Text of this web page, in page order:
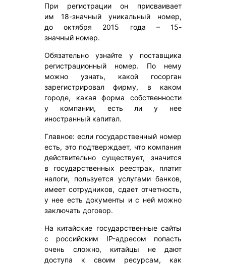
При регистрации он присваивает
им 18-значный уникальный номер,
до октября 2015 года – 15-
значный номер.
Обязательно узнайте у поставщика
регистрационный номер. По нему
можно узнать, какой госорган
зарегистрировал фирму, в каком
городе, какая форма собственности
у компании, есть ли у нее
иностранный капитал.
Главное: если государственный номер
есть, это подтверждает, что компания
действительно существует, значится
в государственных реестрах, платит
налоги, пользуется услугами банков,
имеет сотрудников, сдает отчетность,
у нее есть документы и с ней можно
заключать договор.
На китайские государственные сайты
с российским IP-адресом попасть
очень сложно, китайцы не дают
доступа к своим ресурсам, как